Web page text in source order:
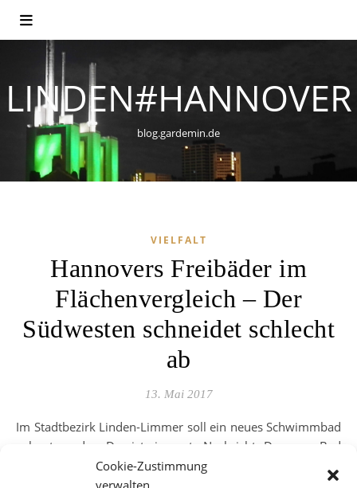
Cookie-Zustimmung
verwalten
LINDEN#HANNOVER
blog.gardemin.de
VIELFALT
Hannovers Freibäder im
Flächenvergleich – Der
Südwesten schneidet schlecht
ab
13. Mai 2017
Im Stadtbezirk Linden-Limmer soll ein neues Schwimmbad
gebaut werden. Das ist eine gute Nachricht. Das neue Bad
soll aber ein Sportbad für internationale Wettbewerbe
werden, mit Tribüne und allen technischen und baulichen